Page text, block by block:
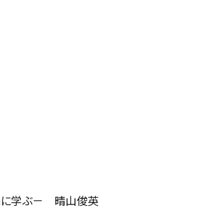
に学ぶ－ 晴山俊英